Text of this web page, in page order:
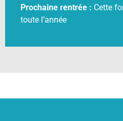
Prochaine rentrée : Cette
toute l’année